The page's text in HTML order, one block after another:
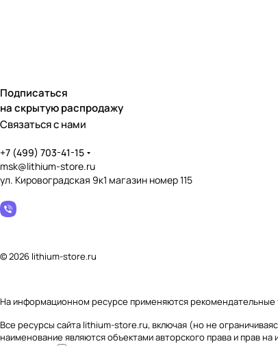
Подписаться
на скрытую распродажу
Связаться с нами
+7 (499) 703-41-15
msk@lithium-store.ru
ул. Кировоградская 9к1 магазин номер 115
© 2026 lithium-store.ru
На информационном ресурсе применяютсярекомендательные
Все ресурсы сайта lithium-store.ru, включая (но не
наименование являются объектами авторского права и прав